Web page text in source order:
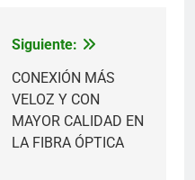
Siguiente:
CONEXIÓN MÁS
VELOZ Y CON
MAYOR CALIDAD EN
LA FIBRA ÓPTICA